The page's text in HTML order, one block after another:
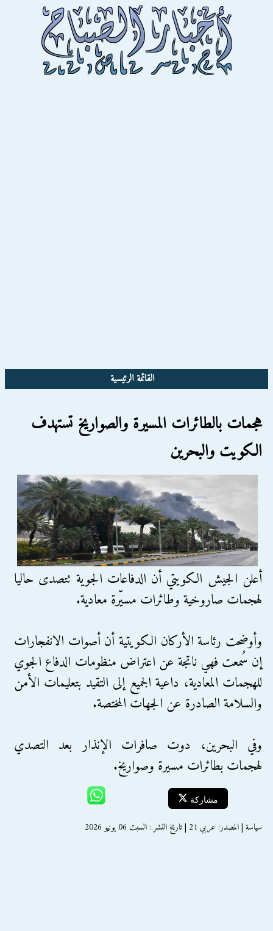
القائمة الرئيسية
هجمات بالطائرات المسيرة والصواريخ تستهدف
الكويت والبحرين
أعلن الجيش الكويتي أن الدفاعات الجوية تتصدى حاليا
لهجمات صاروخية وطائرات مسيّرة معادية.
وأوضحت رئاسة الأركان الكويتية أن أصوات الانفجارات
إن سُمعت فهي ناتجة عن اعتراض منظومات الدفاع الجوي
للهجمات المعادية، داعية الجميع إلى التقيد بتعليمات الأمن
والسلامة الصادرة عن الجهات المختصة.
وفي البحرين، دوت صافرات الإنذار بعد التصدي
لهجمات بطائرات مسيرة وصواريخ.
مشاركة
سياسة | المصدر: عربي 21 | تاريخ النشر : السبت 06 يونيو 2026